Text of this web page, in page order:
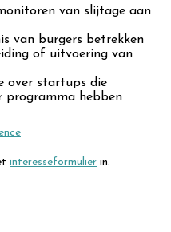
van slijtage aan
van burgers betrekken
of uitvoering van
over startups die
programma hebben
interesseformulier in.